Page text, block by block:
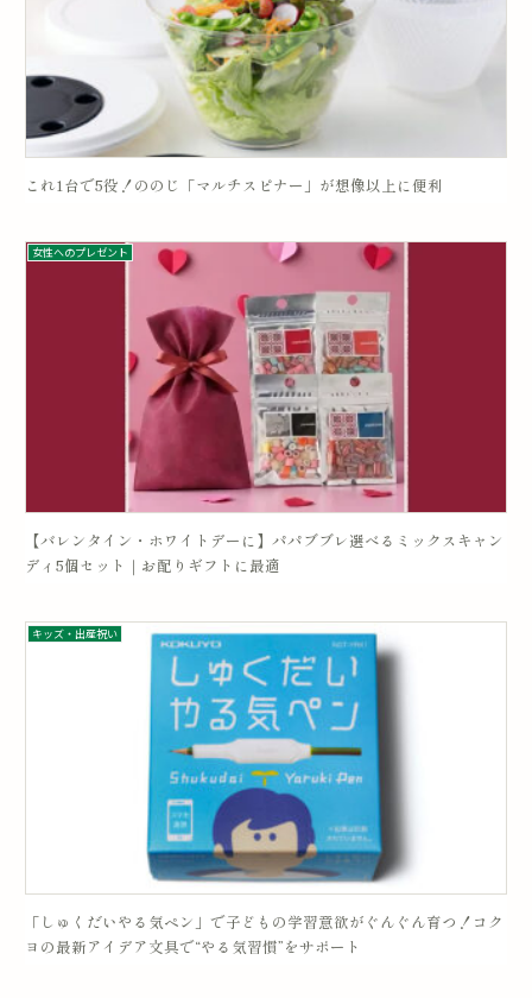
これ1台で5役！ののじ「マルチスピナー」が想像以上に便利
女性へのプレゼント
【バレンタイン・ホワイトデーに】パパブブレ選べるミックスキャン
ディ5個セット｜お配りギフトに最適
キッズ・出産祝い
「しゅくだいやる気ペン」で子どもの学習意欲がぐんぐん育つ！コク
ヨの最新アイデア文具で“やる気習慣”をサポート